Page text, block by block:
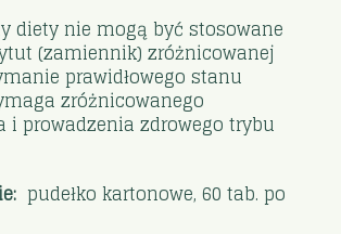
diety nie mogą być stosowane
(zamiennik) zróżnicowanej
prawidłowego stanu
zróżnicowanego
i prowadzenia zdrowego trybu
pudełko kartonowe, 60 tab. po